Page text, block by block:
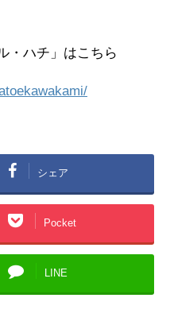
・ハチ」はこちら
シェア
Pocket
LINE